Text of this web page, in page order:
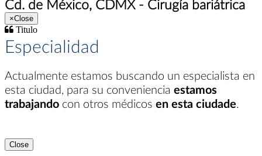
Cd. de México, CDMX - Cirugía bariátrica
×Close
Titulo
Especialidad
Actualmente estamos buscando un especialista en
esta ciudad, para su conveniencia estamos
trabajando con otros médicos en esta ciudade.
Close